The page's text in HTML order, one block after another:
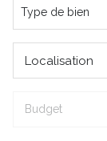
Type de bien
Localisation
Budget